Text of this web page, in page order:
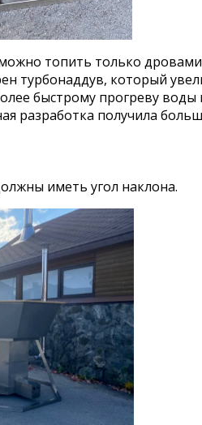
топить только
турбонаддув, который
быстрому прогреву
разработка получила
иметь угол наклона.